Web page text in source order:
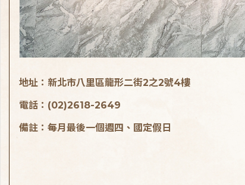
地址：新北市八里區龍形二街2之2號4樓
電話：(02)2618-2649
備註：每月最後一個週四、國定假日